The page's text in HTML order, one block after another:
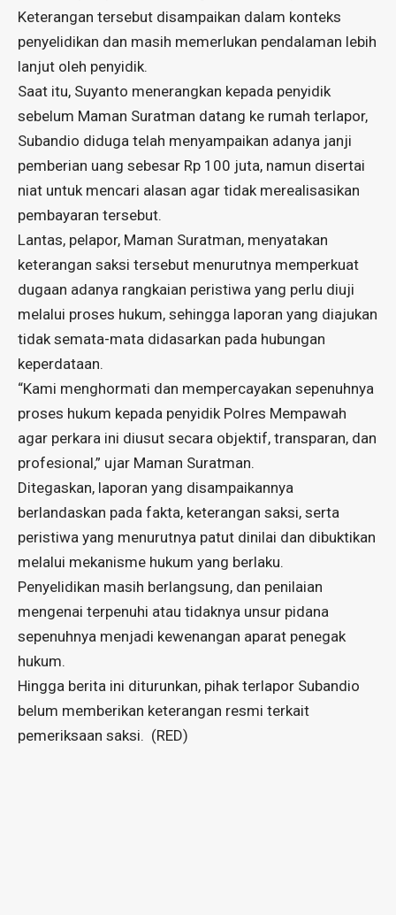
Keterangan tersebut disampaikan dalam konteks
penyelidikan dan masih memerlukan pendalaman lebih
lanjut oleh penyidik.
Saat itu, Suyanto menerangkan kepada penyidik
sebelum Maman Suratman datang ke rumah terlapor,
Subandio diduga telah menyampaikan adanya janji
pemberian uang sebesar Rp 100 juta, namun disertai
niat untuk mencari alasan agar tidak merealisasikan
pembayaran tersebut.
Lantas, pelapor, Maman Suratman, menyatakan
keterangan saksi tersebut menurutnya memperkuat
dugaan adanya rangkaian peristiwa yang perlu diuji
melalui proses hukum, sehingga laporan yang diajukan
tidak semata-mata didasarkan pada hubungan
keperdataan.
“Kami menghormati dan mempercayakan sepenuhnya
proses hukum kepada penyidik Polres Mempawah
agar perkara ini diusut secara objektif, transparan, dan
profesional,” ujar Maman Suratman.
Ditegaskan, laporan yang disampaikannya
berlandaskan pada fakta, keterangan saksi, serta
peristiwa yang menurutnya patut dinilai dan dibuktikan
melalui mekanisme hukum yang berlaku.
Penyelidikan masih berlangsung, dan penilaian
mengenai terpenuhi atau tidaknya unsur pidana
sepenuhnya menjadi kewenangan aparat penegak
hukum.
Hingga berita ini diturunkan, pihak terlapor Subandio
belum memberikan keterangan resmi terkait
pemeriksaan saksi. (RED)